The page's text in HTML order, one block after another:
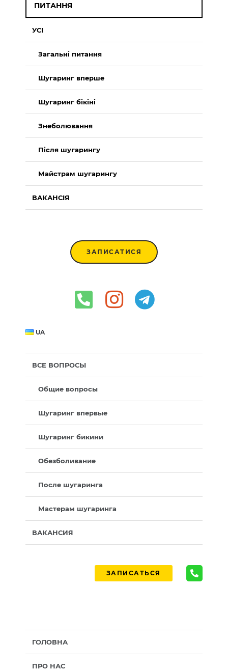
ПИТАННЯ
УСІ
Загальні питання
Шугаринг вперше
Шугаринг бікіні
Знеболювання
Після шугарингу
Майстрам шугарингу
ВАКАНСІЯ
ЗАПИСАТИСЯ
UA
ВСЕ ВОПРОСЫ
Общие вопросы
Шугаринг впервые
Шугаринг бикини
Обезболивание
После шугаринга
Мастерам шугаринга
ВАКАНСИЯ
ЗАПИСАТЬСЯ
ГОЛОВНА
ПРО НАС